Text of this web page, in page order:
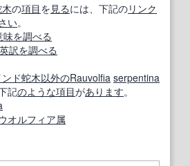
の項目を 見るには、下記のリンク
い。
を調べる
訳を調べる
ンド蛇木以外のRauvolfia serpentina
下記のような項目があります。
オルフィア属